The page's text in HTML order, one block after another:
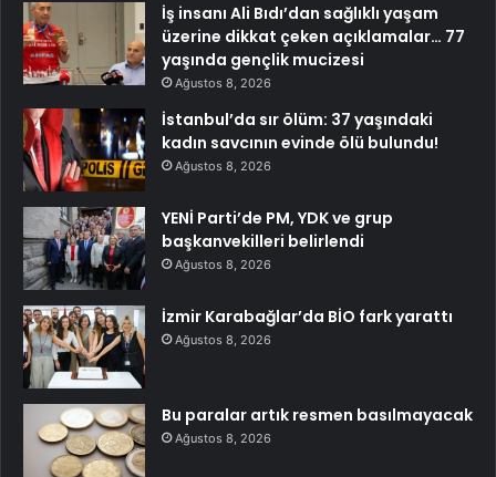
İş insanı Ali Bıdı’dan sağlıklı yaşam
üzerine dikkat çeken açıklamalar… 77
yaşında gençlik mucizesi
Ağustos 8, 2026
İstanbul’da sır ölüm: 37 yaşındaki
kadın savcının evinde ölü bulundu!
Ağustos 8, 2026
YENİ Parti’de PM, YDK ve grup
başkanvekilleri belirlendi
Ağustos 8, 2026
İzmir Karabağlar’da BİO fark yarattı
Ağustos 8, 2026
Bu paralar artık resmen basılmayacak
Ağustos 8, 2026